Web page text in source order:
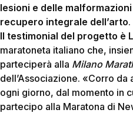
lesioni e delle
recupero integrale dell’arto.
Il testimonial del progetto è
maratoneta italiano che,
parteciperà alla Milano
dell’Associazione. «Corro da
ogni giorno, dal momento in
partecipo alla Maratona di